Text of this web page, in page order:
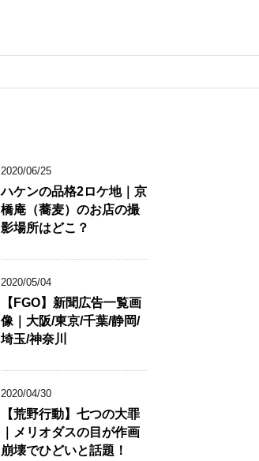
2020/06/25
ハケンの品格2ロケ地｜京
橋庵（蕎麦）のお店の撮
影場所はどこ？
2020/05/04
【FGO】新聞広告一覧画
像｜大阪/東京/千葉/静岡/
埼玉/神奈川
2020/04/30
【荒野行動】七つの大罪
｜メリオダスの目が作画
崩壊でひどいと話題！